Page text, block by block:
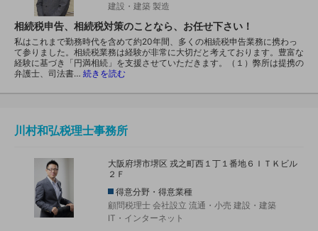
建設・建築 製造
相続税申告、相続税対策のことなら、お任せ下さい！
私はこれまで勤務時代を含めて約20年間、多くの相続税申告業務に携わっ
て参りました。相続税業務は経験が非常に大切だと考えております。豊富な
経験に基づき「円満相続」を支援させていただきます。（１）弊所は提携の
弁護士、司法書… 続きを読む
川村和弘税理士事務所
大阪府堺市堺区 戎之町西１丁１番地６ＩＴＫビル
２Ｆ
得意分野・得意業種
顧問税理士 会社設立 流通・小売 建設・建築
IT・インターネット